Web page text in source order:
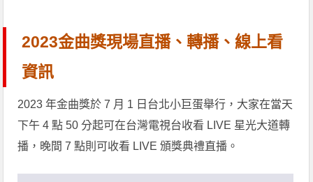
2023金曲獎現場直播、轉播、線上看
資訊
2023 年金曲獎於 7 月 1 日台北小巨蛋舉行，大家在當天
下午 4 點 50 分起可在台灣電視台收看 LIVE 星光大道轉
播，晚間 7 點則可收看 LIVE 頒獎典禮直播。